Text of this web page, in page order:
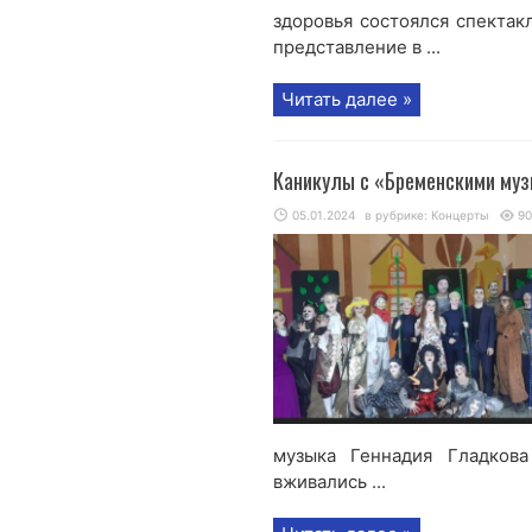
здоровья состоялся
представление в ...
Читать далее »
Каникулы с «Бременскими
05.01.2024 в рубрике: Концерты
музыка Геннадия
вживались ...